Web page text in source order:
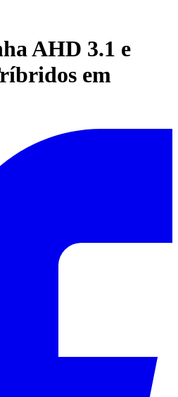
AHD 3.1 e
em